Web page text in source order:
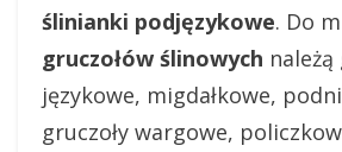
ślinianki podjęzykowe. Do
gruczołów ślinowych należą
językowe, migdałkowe,
gruczoły wargowe,